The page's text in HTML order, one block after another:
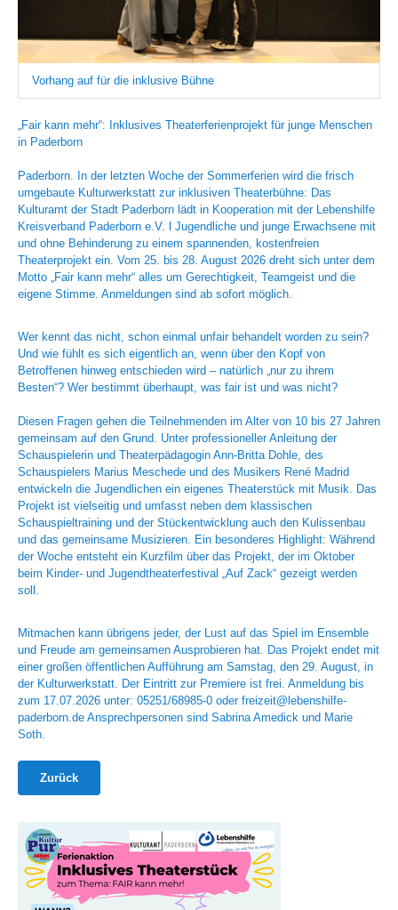
Vorhang auf für die inklusive Bühne
„Fair kann mehr“: Inklusives Theaterferienprojekt für junge Menschen
in Paderborn
Paderborn. In der letzten Woche der Sommerferien wird die frisch
umgebaute Kulturwerkstatt zur inklusiven Theaterbühne: Das
Kulturamt der Stadt Paderborn lädt in Kooperation mit der Lebenshilfe
Kreisverband Paderborn e.V. l Jugendliche und junge Erwachsene mit
und ohne Behinderung zu einem spannenden, kostenfreien
Theaterprojekt ein. Vom 25. bis 28. August 2026 dreht sich unter dem
Motto „Fair kann mehr“ alles um Gerechtigkeit, Teamgeist und die
eigene Stimme. Anmeldungen sind ab sofort möglich.
Wer kennt das nicht, schon einmal unfair behandelt worden zu sein?
Und wie fühlt es sich eigentlich an, wenn über den Kopf von
Betroffenen hinweg entschieden wird – natürlich „nur zu ihrem
Besten“? Wer bestimmt überhaupt, was fair ist und was nicht?
Diesen Fragen gehen die Teilnehmenden im Alter von 10 bis 27 Jahren
gemeinsam auf den Grund. Unter professioneller Anleitung der
Schauspielerin und Theaterpädagogin Ann-Britta Dohle, des
Schauspielers Marius Meschede und des Musikers René Madrid
entwickeln die Jugendlichen ein eigenes Theaterstück mit Musik. Das
Projekt ist vielseitig und umfasst neben dem klassischen
Schauspieltraining und der Stückentwicklung auch den Kulissenbau
und das gemeinsame Musizieren. Ein besonderes Highlight: Während
der Woche entsteht ein Kurzfilm über das Projekt, der im Oktober
beim Kinder- und Jugendtheaterfestival „Auf Zack“ gezeigt werden
soll.
Mitmachen kann übrigens jeder, der Lust auf das Spiel im Ensemble
und Freude am gemeinsamen Ausprobieren hat. Das Projekt endet mit
einer großen öffentlichen Aufführung am Samstag, den 29. August, in
der Kulturwerkstatt. Der Eintritt zur Premiere ist frei. Anmeldung bis
zum 17.07.2026 unter: 05251/68985-0 oder freizeit@lebenshilfe-
paderborn.de Ansprechpersonen sind Sabrina Amedick und Marie
Soth.
Zurück